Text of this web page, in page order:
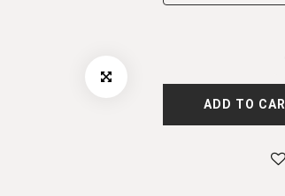
ADD TO